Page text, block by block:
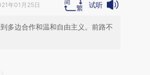
年01月25日 试听
多边合作和温和自由主义。前路不